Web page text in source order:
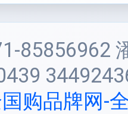
85856962
购品牌网-